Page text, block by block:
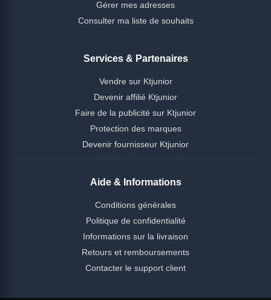
Gérer mes adresses
Consulter ma liste de souhaits
Services & Partenaires
Vendre sur Ktjunior
Devenir affilié Ktjunior
Faire de la publicité sur Ktjunior
Protection des marques
Devenir fournisseur Ktjunior
Aide & Informations
Conditions générales
Politique de confidentialité
Informations sur la livraison
Retours et remboursements
Contacter le support client